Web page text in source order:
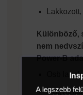
Különböző,
nem
Power-B
Osb lapok
A legszebb